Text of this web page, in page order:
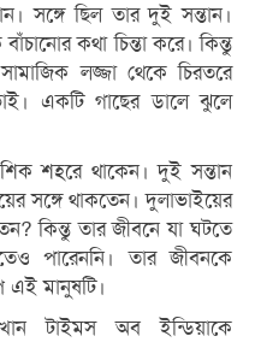
সঙ্গে ছিল তার দুই সন্তান।
কথা চিন্তা করে। কিন্তু
লজ্জা থেকে চিরতরে
একটি গাছের ডালে ঝুলে
শহরে থাকেন। দুই সন্তান
সঙ্গে থাকতেন। দুলাভাইয়ের
কিন্তু তার জীবনে যা ঘটতে
পারেননি। তার জীবনকে
মানুষটি।
টাইমস অব ইন্ডিয়াকে